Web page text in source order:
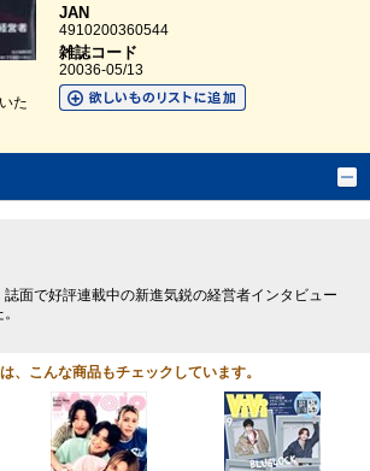
た
JAN
4910200360544
雑誌コード
20036-05/13
誌面で好評連載中の新進気鋭の経営者インタビュー
、こんな商品もチェックしています。